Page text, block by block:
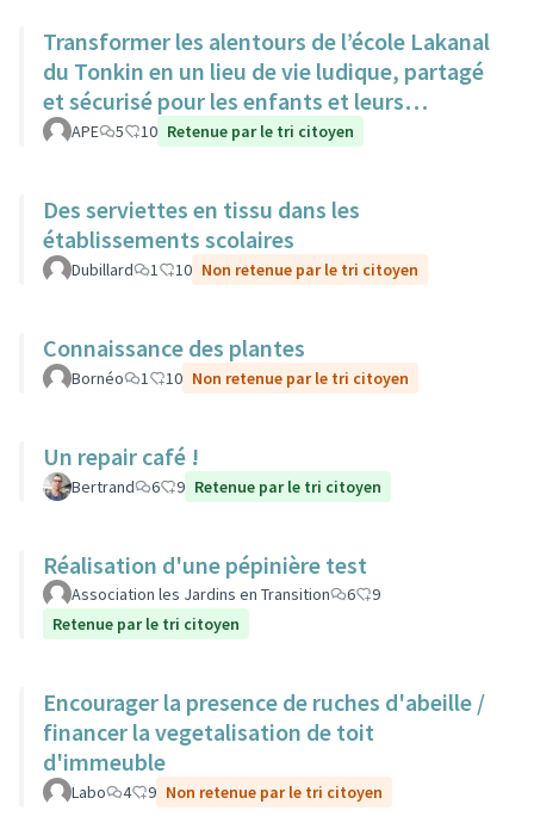
Transformer les alentours de l’école Lakanal
du Tonkin en un lieu de vie ludique, partagé
et sécurisé pour les enfants et leurs
familles.
APE 5 10 Retenue par le tri citoyen
Des serviettes en tissu dans les
établissements scolaires
Dubillard 1 10 Non retenue par le tri citoyen
Connaissance des plantes
Bornéo 1 10 Non retenue par le tri citoyen
Un repair café !
Bertrand 6 9 Retenue par le tri citoyen
Réalisation d'une pépinière test
Association les Jardins en Transition 6
9
Retenue par le tri citoyen
Encourager la presence de ruches d'abeille /
financer la vegetalisation de toit
d'immeuble
Labo 4 9 Non retenue par le tri citoyen